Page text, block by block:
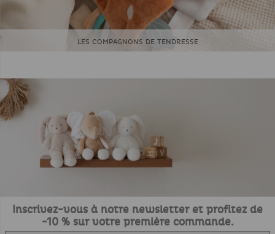
LES COMPAGNONS DE TENDRESSE
Inscrivez-vous à notre newsletter et profitez de
-10 % sur votre première commande.